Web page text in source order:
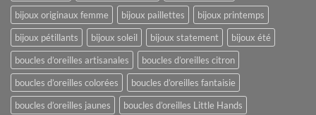
bijoux originaux femme
bijoux paillettes
bijoux printemps
bijoux pétillants
bijoux soleil bijoux statement
bijoux été
boucles d’oreilles artisanales
boucles d’oreilles citron
boucles d’oreilles colorées
boucles d’oreilles fantaisie
boucles d’oreilles jaunes
boucles d’oreilles Little Hands